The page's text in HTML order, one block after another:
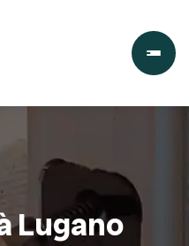
Lugano